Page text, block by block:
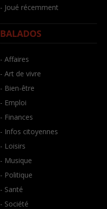
- Joué récemment
BALADOS
- Affaires
- Art de vivre
- Bien-être
- Emploi
- Finances
- Infos citoyennes
- Loisirs
- Musique
- Politique
- Santé
- Société